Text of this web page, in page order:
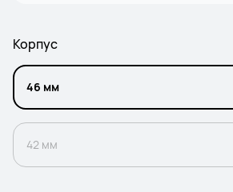
Корпус
46 мм
42 мм